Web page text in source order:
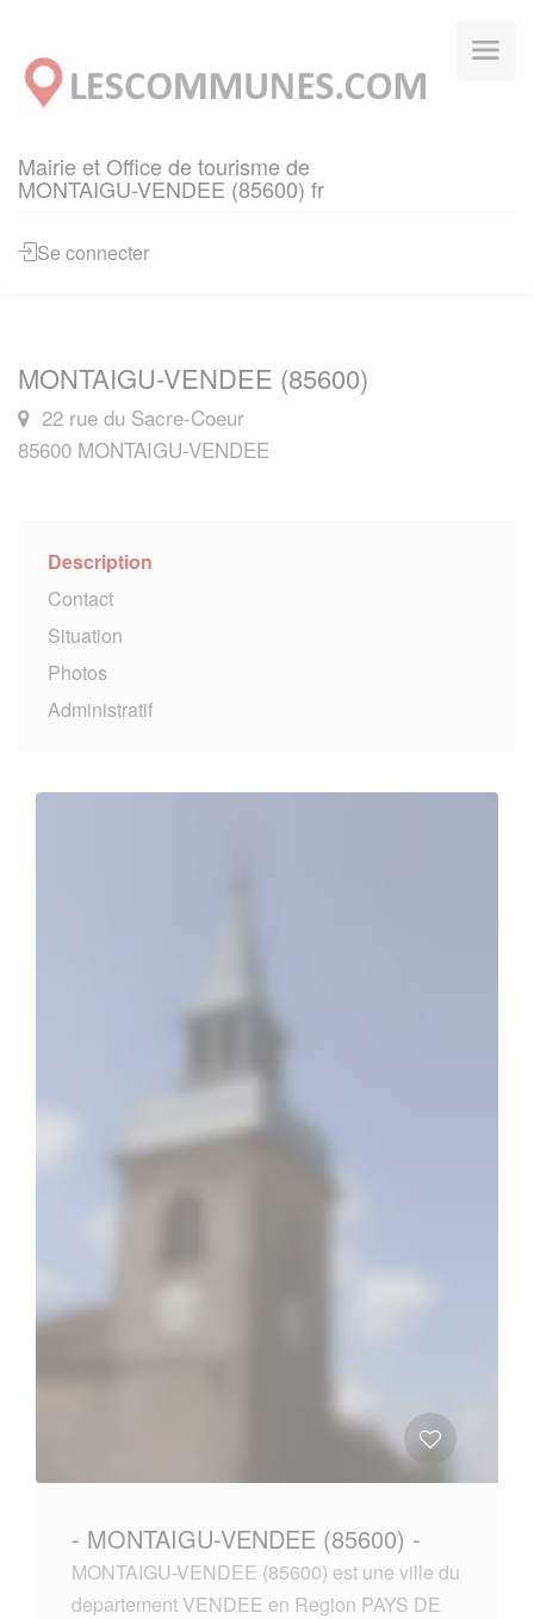
Mairie et Office de tourisme de
MONTAIGU-VENDEE (85600) fr
Se connecter
MONTAIGU-VENDEE (85600)
22 rue du Sacre-Coeur
85600 MONTAIGU-VENDEE
Description
Contact
Situation
Photos
Administratif
- MONTAIGU-VENDEE (85600) -
MONTAIGU-VENDEE (85600) est une ville du
departement VENDEE en Region PAYS DE